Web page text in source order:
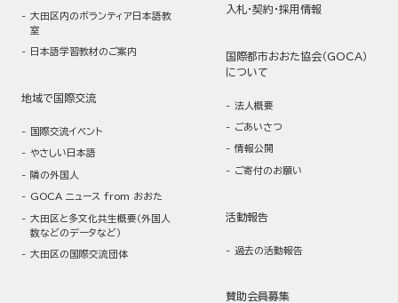
大田区内のボランティア日本語教
室
日本語学習教材のご案内
地域で国際交流
国際交流イベント
やさしい日本語
隣の外国人
GOCA ニュース from おおた
大田区と多文化共生概要（外国人
数などのデータなど）
大田区の国際交流団体
入札・契約・採用情報
国際都市おおた協会（GOCA）
について
法人概要
ごあいさつ
情報公開
ご寄付のお願い
活動報告
過去の活動報告
賛助会員募集